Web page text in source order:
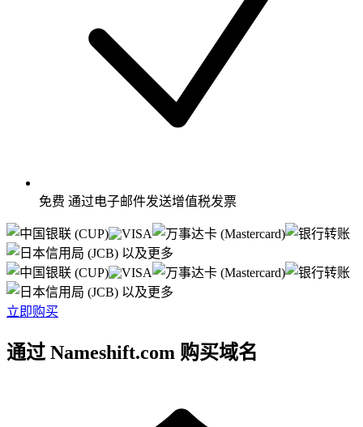
免费 通过电子邮件发送增值税发票
以及更多
以及更多
立即购买
通过 Nameshift.com 购买域名